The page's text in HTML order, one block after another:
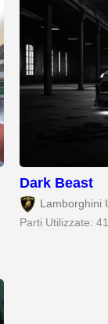
Dark Beast
Lamborghini
Parti Utilizzate: 41